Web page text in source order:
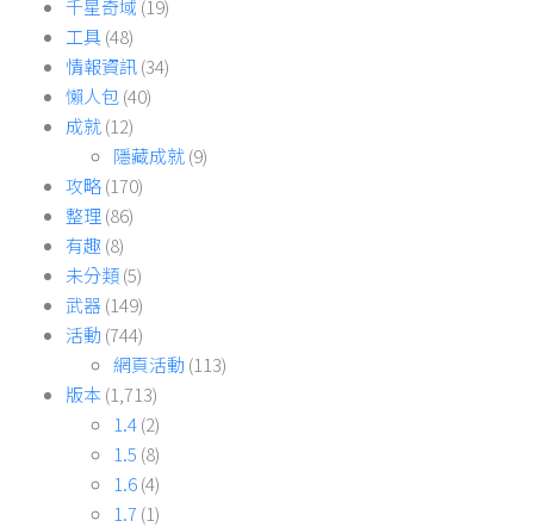
千星奇域 (19)
工具(48)
情報資訊(34)
懶人包(40)
成就(12)
隱藏成就(9)
攻略(170)
整理(86)
有趣(8)
未分類(5)
武器(149)
活動 (744)
網頁活動 (113)
版本 (1,713)
1.4(2)
1.5 (8)
1.6(4)
1.7 (1)